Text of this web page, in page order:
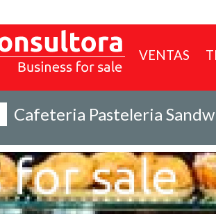
VENTAS
Cafeteria Pasteleria